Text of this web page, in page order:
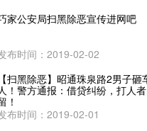
家公安局扫黑除恶宣传进网吧
布时间：2019-02-02
【扫黑除恶】昭通珠泉路2男子砸
！警方通报：借贷纠纷，打人
！
布时间：2019-02-01